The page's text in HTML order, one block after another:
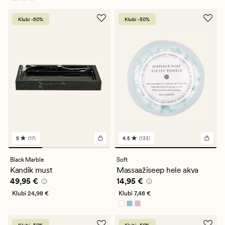
Klubi -50%
17
arvustust
keskmise
hinnanguga
5
5 (17)
Black Marble
Kandik must
Pris_ee 49,95 €
49,95 €
Klubi 24,98 €
Klubi -50%
133
arvustust
keskmise
hinnanguga
4.5
4.5 (133)
Soft
Massaažiseep hele akva
Pris_ee 14,95 €
14,95 €
Klubi 7,48 €